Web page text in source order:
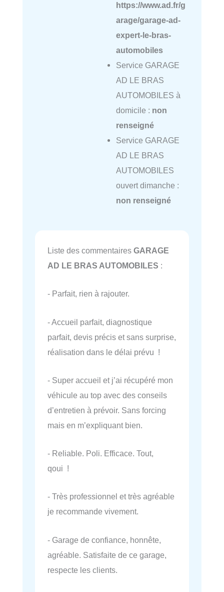
https://www.ad.fr/g
arage/garage-ad-
expert-le-bras-
automobiles
Service GARAGE
AD LE BRAS
AUTOMOBILES à
domicile : non
renseigné
Service GARAGE
AD LE BRAS
AUTOMOBILES
ouvert dimanche :
non renseigné
Liste des commentaires GARAGE
AD LE BRAS AUTOMOBILES :
- Parfait, rien à rajouter.
- Accueil parfait, diagnostique
parfait, devis précis et sans surprise,
réalisation dans le délai prévu !
- Super accueil et j’ai récupéré mon
véhicule au top avec des conseils
d’entretien à prévoir. Sans forcing
mais en m’expliquant bien.
- Reliable. Poli. Efficace. Tout,
qoui !
- Très professionnel et très agréable
je recommande vivement.
- Garage de confiance, honnête,
agréable. Satisfaite de ce garage,
respecte les clients.